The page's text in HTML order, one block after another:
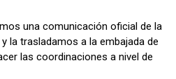
una comunicación oficial de la
la trasladamos a la embajada de
las coordinaciones a nivel de